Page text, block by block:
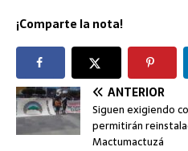
¡Comparte la nota!
ANTERIOR
Siguen exigiendo
permitirán
Mactumactuzá